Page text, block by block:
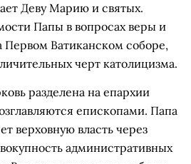
Деву Марию и святых.
Папы в вопросах веры и
Ватиканском соборе,
черт католицизма.
разделена на епархии
епископами. Папа
верховную власть через
административных